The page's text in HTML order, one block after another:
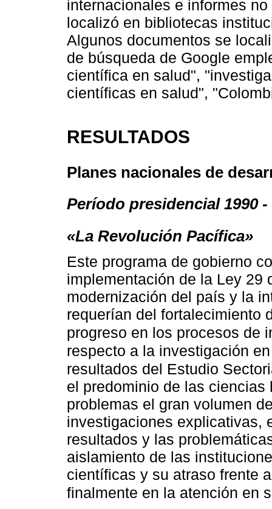
internacionales e informes
localizó en bibliotecas
Algunos documentos se
de búsqueda de Google
científica en salud",
científicas en salud",
RESULTADOS
Planes nacionales de
Período presidencial 1990 -
«La Revolución Pacífica»
Este programa de gobierno
implementación de la Ley 29
modernización del país y la
requerían del fortalecimiento
progreso en los procesos de
respecto a la investigación
resultados del Estudio
el predominio de las
problemas el gran volumen
investigaciones explicativas,
resultados y las
aislamiento de las
científicas y su atraso frente
finalmente en la atención en